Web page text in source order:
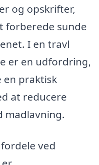
og opskrifter,
forberede sunde
I en travl
er en udfordring,
en praktisk
at reducere
madlavning.
ved